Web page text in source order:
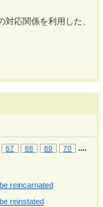
応関係を利用した、
67 68 69 70 ....
be reincarnated
be reinstated